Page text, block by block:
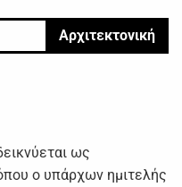
Αρχιτεκτονική
ως
ο υπάρχων ημιτελής